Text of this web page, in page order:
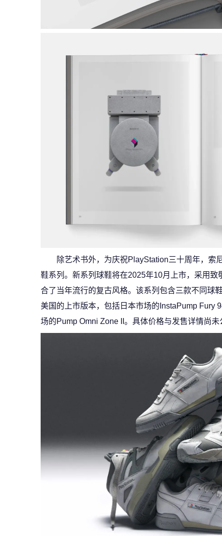
除艺术书外，为庆祝PlayStation三十周年，索
鞋系列。新系列球鞋将在2025年10月上市，采用
合了当年流行的复古风格。该系列包含三款不同球
美国的上市版本，包括日本市场的InstaPump Fury
场的Pump Omni Zone II。具体价格与发售详情尚未